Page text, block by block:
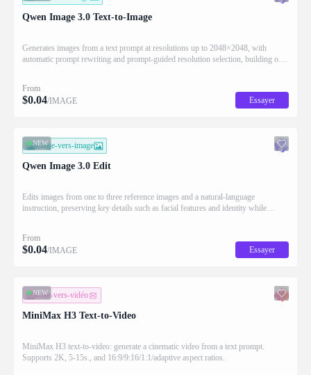
Qwen Image 3.0 Text-to-Image
Generates images from a text prompt at resolutions up to 2048×2048, with
automatic prompt rewriting and prompt-guided resolution selection, building on
From
$0.04/IMAGE Essayer
NEW
image-vers-image
Qwen Image 3.0 Edit
Edits images from one to three reference images and a natural-language
instruction, preserving key details such as facial features and identity while
From
$0.04/IMAGE Essayer
NEW
texte-vers-vidéo
MiniMax H3 Text-to-Video
MiniMax H3 text-to-video: generate a cinematic video from a text prompt.
Supports 2K, 5-15s., and 16:9/9:16/1:1/adaptive aspect ratios.